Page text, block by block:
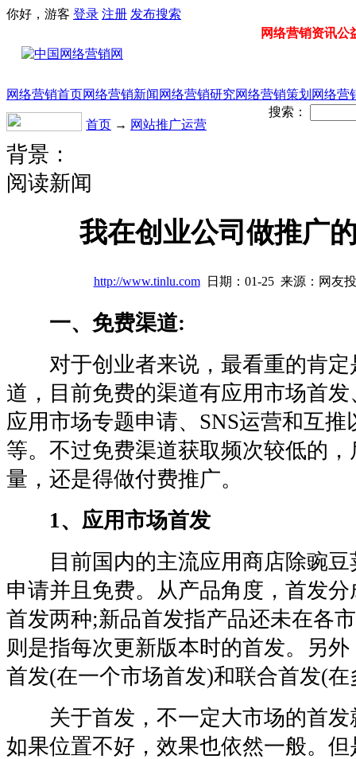
你好，游客 登录 注册 发布搜索
网络营销资讯公
网络营销首页网络营销新闻 网络营销研究网络营销策划 网络营
首页 → 网站推广运营
搜索：
背景：
阅读新闻
我在创业公司做推广
http://www.tinlu.com日期：01-25 来源：网友
一、免费渠道:
对于创业者来说，最看重的肯定
道，目前免费的渠道有应用市场首
应用市场专题申请、SNS运营和互
等。不过免费渠道获取频次较低的
量，还是得做付费推广。
1、应用市场首发
目前国内的主流应用商店除豌豆
申请并且免费。从产品角度，首发
首发两种;新品首发指产品还未在各
则是指每次更新版本时的首发。另
首发(在一个市场首发)和联合首发(
关于首发，不一定大市场的首发
如果位置不好，效果也依然一般。但